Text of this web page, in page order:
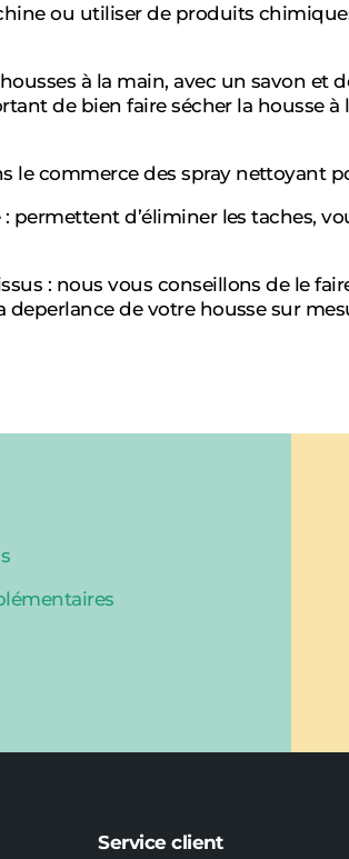
ou utiliser de produits
à la main, avec un savon et
de bien faire sécher la housse à
le commerce des spray nettoyant
permettent d’éliminer les taches,
: nous vous conseillons de le
deperlance de votre housse sur
Service client